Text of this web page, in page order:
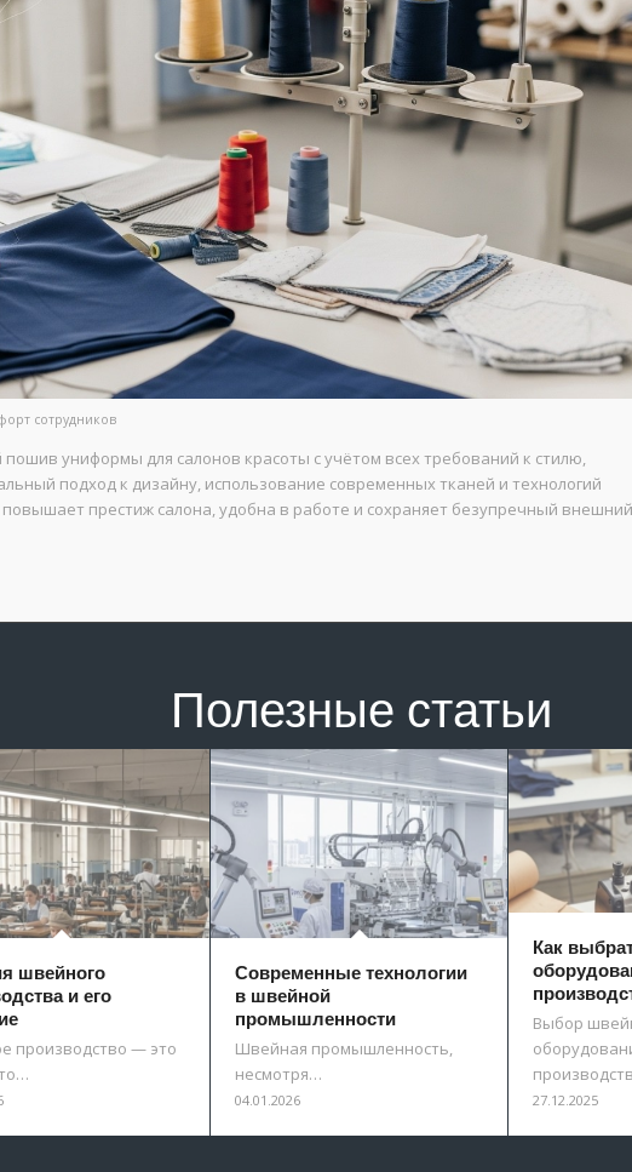
сотрудников
униформы для салонов красоты с учётом всех требований к стилю,
подход к дизайну, использование современных тканей и технологий
престиж салона, удобна в работе и сохраняет безупречный внешний
Полезные статьи
швейного
и его
производство — это
Современные технологии
в швейной
промышленности
Швейная промышленность,
несмотря…
04.01.2026
Как
Выбор
27.12.2025